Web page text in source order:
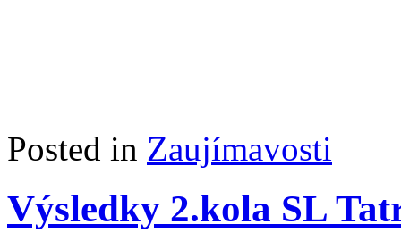
Posted in Zaujímavosti
Výsledky 2.kola SL